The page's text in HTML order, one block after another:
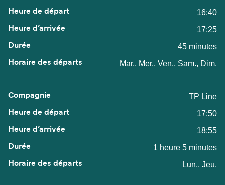
16:40
17:25
45 minutes
Mar., Mer., Ven., Sam., Dim.
TP Line
17:50
18:55
1 heure 5 minutes
Lun., Jeu.